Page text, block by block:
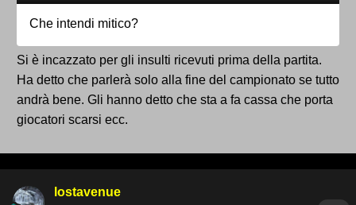
Che intendi mitico?
Si è incazzato per gli insulti ricevuti prima della partita.
Ha detto che parlerà solo alla fine del campionato se tutto
andrà bene. Gli hanno detto che sta a fa cassa che porta
giocatori scarsi ecc.
lostavenue